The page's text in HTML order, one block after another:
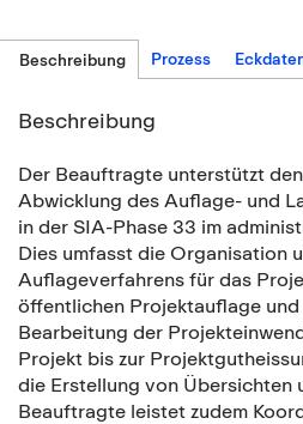
Beschreibung Prozess
Beschreibung
Der Beauftragte unterstützt
Abwicklung des Auflage- und
in der SIA-Phase 33 im
Dies umfasst die Organisation
Auflageverfahrens für das
öffentlichen Projektauflage
Bearbeitung der
Projekt bis zur
die Erstellung von Übersichten
Beauftragte leistet zudem